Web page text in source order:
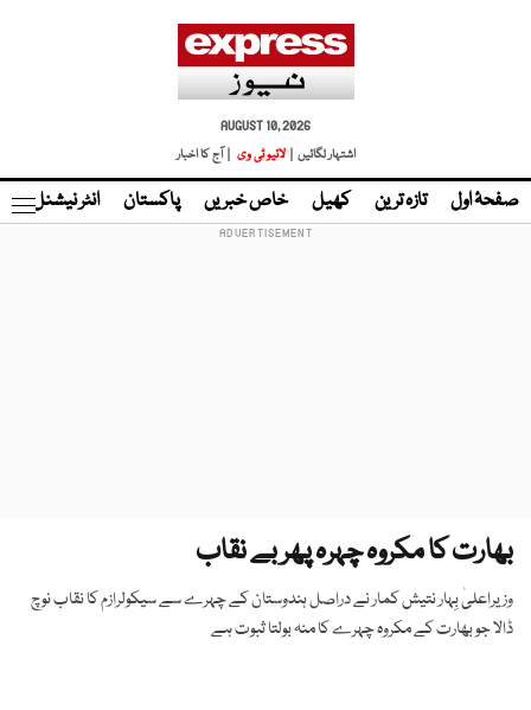
AUGUST 10, 2026
اشتہار لگائیں |
لائیو ٹی وی | آج کا اخبار
صفحۂ اول تازہ ترین کھیل خاص خبریں پاکستان انٹر نیشنل
بھارت کا مکروہ چہرہ پھر بے نقاب
وزیراعلیٰ بِہار نتیش کمار نے دراصل ہندوستان کے چہرے سے سیکولرازم کا نقاب نوچ
ڈالا جو بھارت کے مکروہ چہرے کا منہ بولتا ثبوت ہے